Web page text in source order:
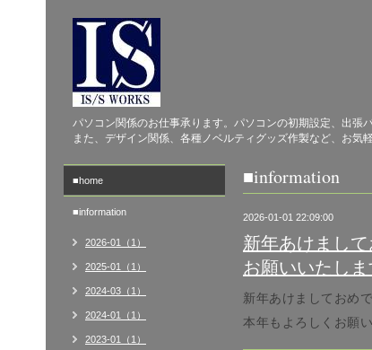
パソコン関係のお仕事承ります。パソコンの初期設定、出張パ
また、デザイン関係、各種ノベルティグッズ作製など、お気
■information
2026-01-01 22:09:00
新年あけまし
お願いいたしま
新年あけましておめ
本年もよろしくお願
■home
■information
2026-01（1）
2025-01（1）
2024-03（1）
2024-01（1）
2023-01（1）